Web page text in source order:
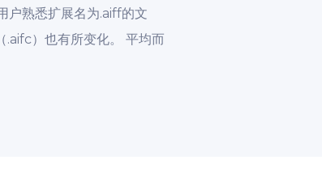
户熟悉扩展名为.aiff的文
.aifc）也有所变化。 平均而